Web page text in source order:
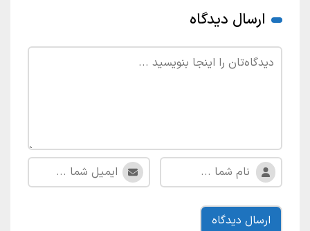
ارسال دیدگاه